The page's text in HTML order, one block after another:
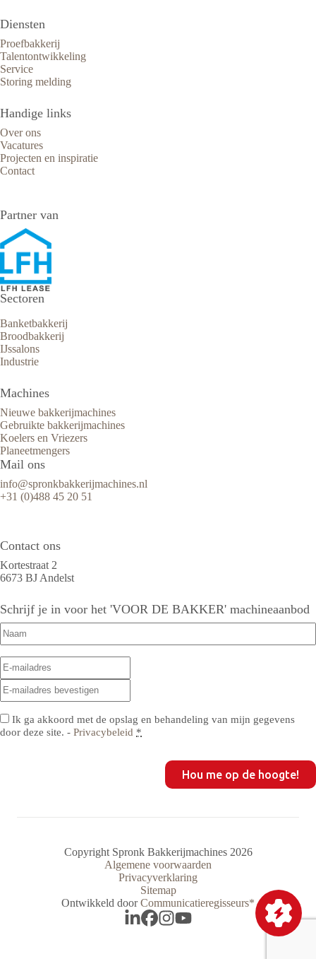
Diensten
Proefbakkerij
Talentontwikkeling
Service
Storing melding
Handige links
Over ons
Vacatures
Projecten en inspiratie
Contact
Partner van
Sectoren
Banketbakkerij
Broodbakkerij
IJssalons
Industrie
Machines
Nieuwe bakkerijmachines
Gebruikte bakkerijmachines
Koelers en Vriezers
Planeetmengers
Mail ons
info@spronkbakkerijmachines.nl
+31 (0)488 45 20 51
Contact ons
Kortestraat 2
6673 BJ Andelst
Schrijf je in voor het 'VOOR DE BAKKER' machineaanbod
Naam
E-
mailadres(Vereist)
Privacy(Vereist)
Ik ga akkoord met de opslag en behandeling van mijn gegevens
door deze site. - Privacybeleid *
Copyright Spronk Bakkerijmachines 2026
Algemene voorwaarden
Privacyverklaring
Sitemap
Ontwikkeld doorCommunicatieregisseurs*